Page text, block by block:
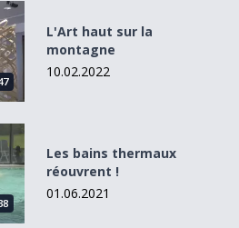
L'Art haut sur la
montagne
10.02.2022
!
Les bains thermaux
réouvrent !
01.06.2021